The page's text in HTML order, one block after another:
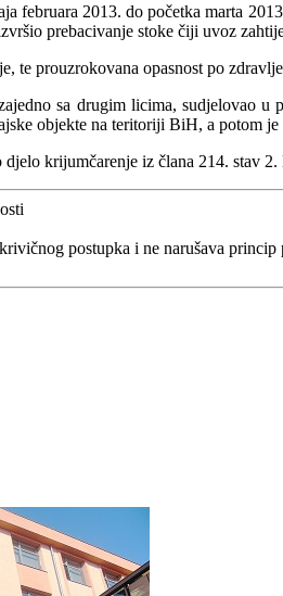
februara 2013. do početka marta
prebacivanje stoke čiji uvoz
te prouzrokovana opasnost po
sa drugim licima, sudjelovao u
objekte na teritoriji BiH, a potom
djelo krijumčarenje iz člana 214. stav
postupka i ne narušava